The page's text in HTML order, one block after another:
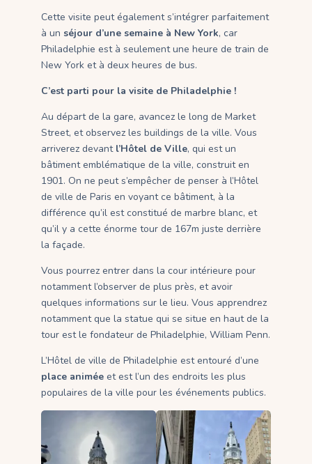
Cette visite peut également s’intégrer parfaitement
à un séjour d’une semaine à New York, car
Philadelphie est à seulement une heure de train de
New York et à deux heures de bus.
C’est parti pour la visite de Philadelphie !
Au départ de la gare, avancez le long de Market
Street, et observez les buildings de la ville. Vous
arriverez devant l’Hôtel de Ville, qui est un
bâtiment emblématique de la ville, construit en
1901. On ne peut s’empêcher de penser à l’Hôtel
de ville de Paris en voyant ce bâtiment, à la
différence qu’il est constitué de marbre blanc, et
qu’il y a cette énorme tour de 167m juste derrière
la façade.
Vous pourrez entrer dans la cour intérieure pour
notamment l’observer de plus près, et avoir
quelques informations sur le lieu. Vous apprendrez
notamment que la statue qui se situe en haut de la
tour est le fondateur de Philadelphie, William Penn.
L’Hôtel de ville de Philadelphie est entouré d’une
place animée et est l’un des endroits les plus
populaires de la ville pour les événements publics.